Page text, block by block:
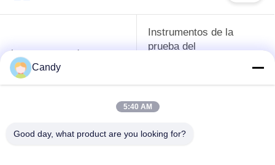
instrumentos de
prueba del petróleo
Instrumentos de la
prueba del
la grasa
Equipo de prueba de
aceite del
Candy
5:40 AM
Good day, what product are you looking for?